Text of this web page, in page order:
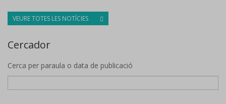
VEURE TOTES LES NOTÍCIES
Cercador
Cerca per paraula o data de publicació